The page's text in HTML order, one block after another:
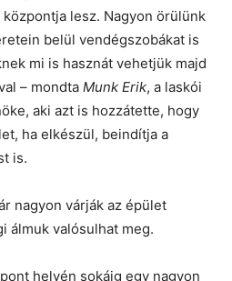
lesz. Nagyon örülünk
belül vendégszobákat is
mi is hasznát vehetjük majd
– mondta Munk Erik, a laskói
aki azt is hozzátette, hogy
ha elkészül, beindítja a
is.
nagyon várják az épület
álmuk valósulhat meg.
helyén sokáig egy nagyon